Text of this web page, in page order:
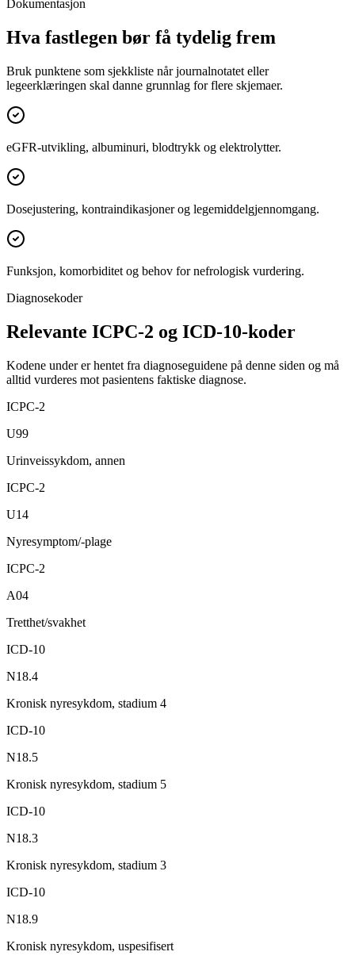
Dokumentasjon
Hva fastlegen bør få tydelig frem
Bruk punktene som sjekkliste når journalnotatet eller
legeerklæringen skal danne grunnlag for flere skjemaer.
eGFR-utvikling, albuminuri, blodtrykk og elektrolytter.
Dosejustering, kontraindikasjoner og legemiddelgjennomgang.
Funksjon, komorbiditet og behov for nefrologisk vurdering.
Diagnosekoder
Relevante ICPC-2 og ICD-10-koder
Kodene under er hentet fra diagnoseguidene på denne siden og må
alltid vurderes mot pasientens faktiske diagnose.
ICPC-2
U99
Urinveissykdom, annen
ICPC-2
U14
Nyresymptom/-plage
ICPC-2
A04
Tretthet/svakhet
ICD-10
N18.4
Kronisk nyresykdom, stadium 4
ICD-10
N18.5
Kronisk nyresykdom, stadium 5
ICD-10
N18.3
Kronisk nyresykdom, stadium 3
ICD-10
N18.9
Kronisk nyresykdom, uspesifisert